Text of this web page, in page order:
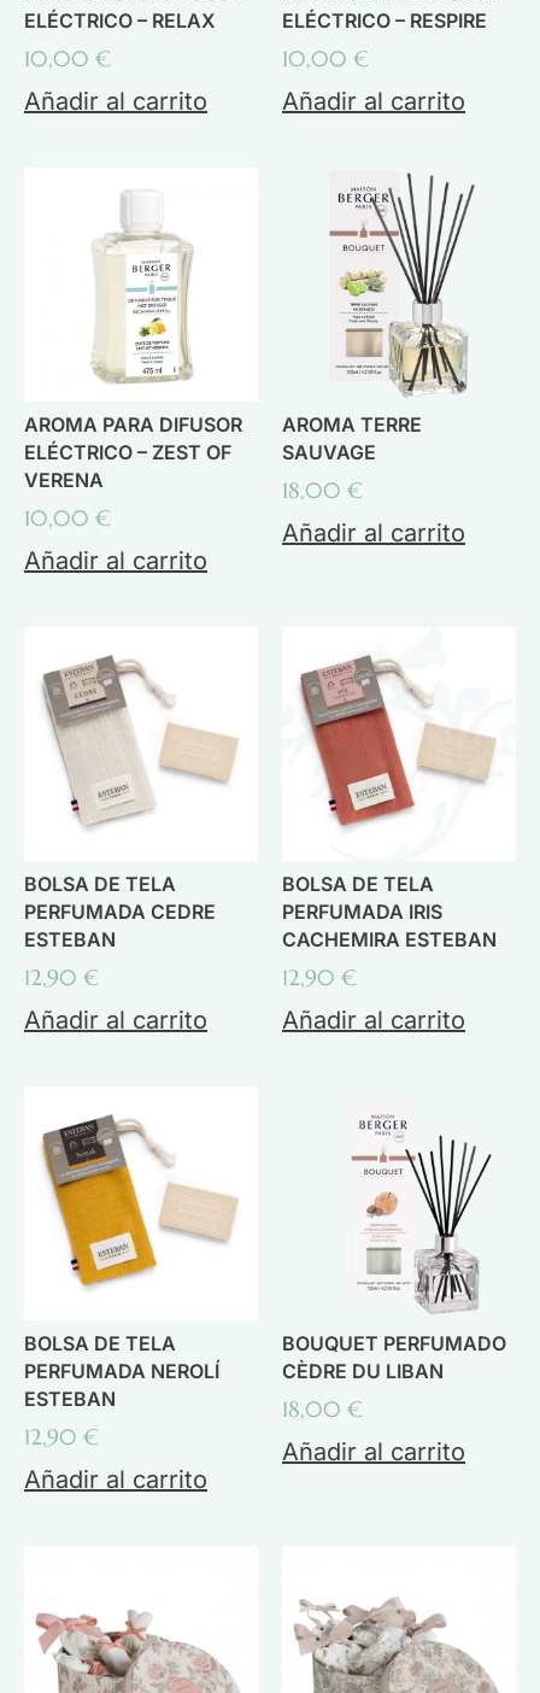
ELÉCTRICO – RELAX
10,00 €
Añadir al carrito
ELÉCTRICO – RESPIRE
10,00 €
Añadir al carrito
AROMA PARA DIFUSOR
ELÉCTRICO – ZEST OF
VERENA
10,00 €
Añadir al carrito
AROMA TERRE
SAUVAGE
18,00 €
Añadir al carrito
BOLSA DE TELA
PERFUMADA CEDRE
ESTEBAN
12,90 €
Añadir al carrito
BOLSA DE TELA
PERFUMADA IRIS
CACHEMIRA ESTEBAN
12,90 €
Añadir al carrito
BOLSA DE TELA
PERFUMADA NEROLÍ
ESTEBAN
12,90 €
Añadir al carrito
BOUQUET PERFUMADO
CÈDRE DU LIBAN
18,00 €
Añadir al carrito